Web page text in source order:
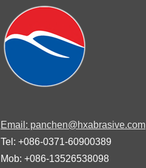
Email: panchen@hxabrasive.com
Tel: +086-0371-60900389
Mob: +086-13526538098